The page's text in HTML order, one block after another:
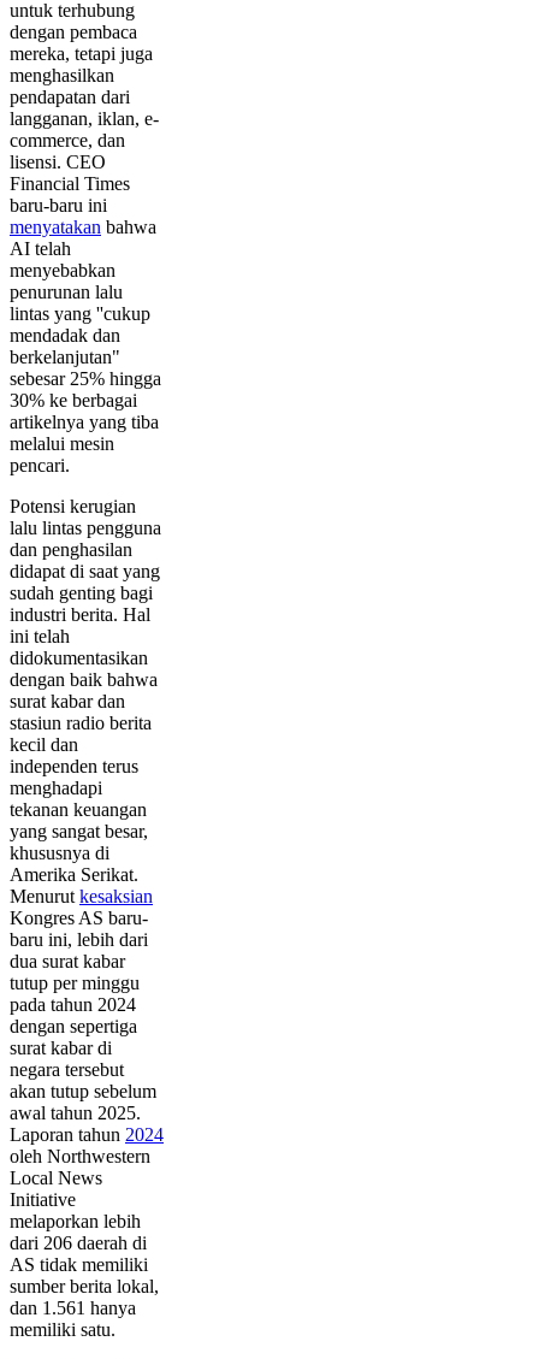
untuk terhubung
dengan pembaca
mereka, tetapi juga
menghasilkan
pendapatan dari
langganan, iklan, e-
commerce, dan
lisensi. CEO
Financial Times
baru-baru ini
menyatakan bahwa
AI telah
menyebabkan
penurunan lalu
lintas yang ''cukup
mendadak dan
berkelanjutan"
sebesar 25% hingga
30% ke berbagai
artikelnya yang tiba
melalui mesin
pencari.
Potensi kerugian
lalu lintas pengguna
dan penghasilan
didapat di saat yang
sudah genting bagi
industri berita. Hal
ini telah
didokumentasikan
dengan baik bahwa
surat kabar dan
stasiun radio berita
kecil dan
independen terus
menghadapi
tekanan keuangan
yang sangat besar,
khususnya di
Amerika Serikat.
Menurutkesaksian
Kongres AS baru-
baru ini, lebih dari
dua surat kabar
tutup per minggu
pada tahun 2024
dengan sepertiga
surat kabar di
negara tersebut
akan tutup sebelum
awal tahun 2025.
Laporan tahun 2024
oleh Northwestern
Local News
Initiative
melaporkan lebih
dari 206 daerah di
AS tidak memiliki
sumber berita lokal,
dan 1.561 hanya
memiliki satu.